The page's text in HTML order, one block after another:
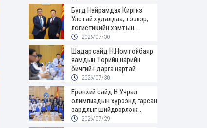
Бүгд Найрамдах Киргиз
Улстай худалдаа, тээвэр,
логистикийн хамтын
ажиллагааг өргөжүүлнэ
2026/07/30
Шадар сайд Н.Номтойбаяр
яамдын Төрийн нарийн
бичгийн дарга нартай
шуурхай хуралдлаа
2026/07/30
Ерөнхий сайд Н.Учрал
олимпиадын хүрээнд гарсан
зардлыг шийдвэрлэж
өгөхөөр болов
2026/07/29